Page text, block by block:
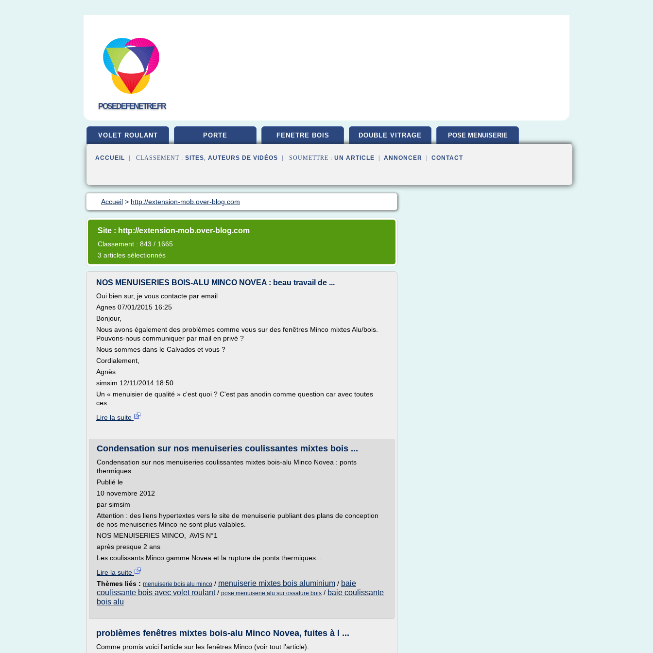
POSEDEFENETRE.FR
VOLET ROULANT PORTE FENETRE BOIS DOUBLE VITRAGE POSE MENUISERIE
ACCUEIL | CLASSEMENT : SITES, AUTEURS DE VIDÉOS | SOUMETTRE : UN ARTICLE ANNONCER CONTACT
Accueil > http://extension-mob.over-blog.com
Site : http://extension-mob.over-blog.com
Classement : 843 / 1665
3 articles sélectionnés
NOS MENUISERIES BOIS-ALU MINCO NOVEA : beau travail de ...
Oui bien sur, je vous contacte par email
Agnes 07/01/2015 16:25
Bonjour,
Nous avons également des problèmes comme vous sur des fenêtres Minco mixtes Alu/bois.
Pouvons-nous communiquer par mail en privé ?
Nous sommes dans le Calvados et vous ?
Cordialement,
Agnès
simsim 12/11/2014 18:50
Un « menuisier de qualité » c'est quoi ? C'est pas anodin comme question car avec toutes
ces...
Lire la suite
Condensation sur nos menuiseries coulissantes mixtes bois ...
Condensation sur nos menuiseries coulissantes mixtes bois-alu Minco Novea : ponts
thermiques
Publié le
10 novembre 2012
par simsim
Attention : des liens hypertextes vers le site de menuiserie publiant des plans de conception
de nos menuiseries Minco ne sont plus valables.
NOS MENUISERIES MINCO, AVIS N°1
après presque 2 ans
Les coulissants Minco gamme Novea et la rupture de ponts thermiques...
Lire la suite
Thèmes liés : menuiserie bois alu minco / menuiserie mixtes bois aluminium / baie
coulissante bois avec volet roulant/ pose menuiserie alu sur ossature bois / baie coulissante
bois alu
problèmes fenêtres mixtes bois-alu Minco Novea, fuites à l ...
Comme promis voici l'article sur les fenêtres Minco (voir tout l'article).